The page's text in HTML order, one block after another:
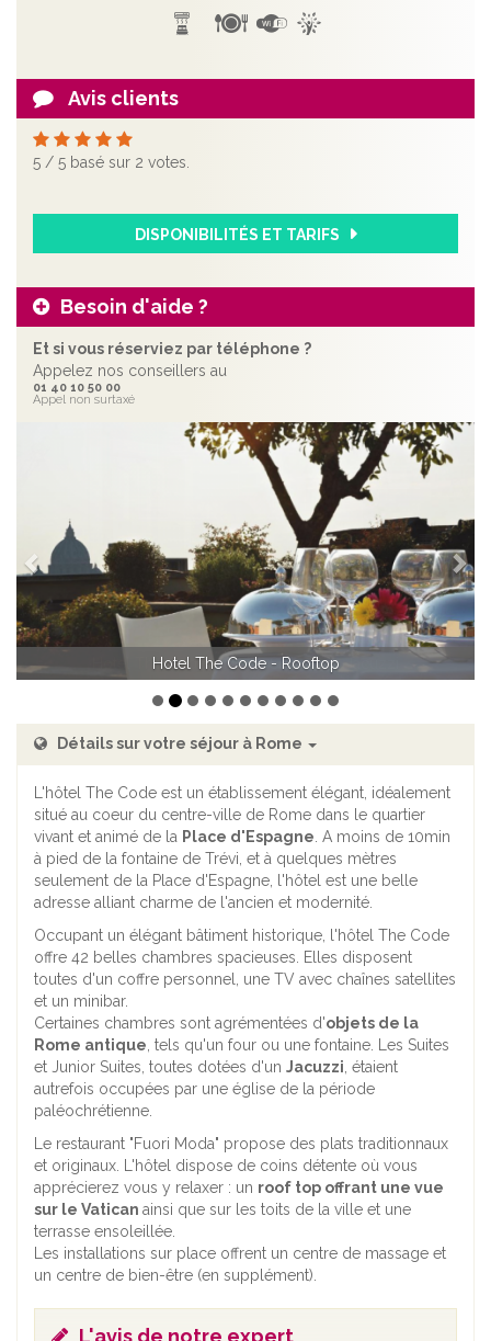
Avis clients
5 / 5 basé sur 2 votes.
DISPONIBILITÉS ET TARIFS
Besoin d'aide ?
Et si vous réserviez par téléphone ?
Appelez nos conseillers au
01 40 10 50 00
Appel non surtaxé
Hotel The Code - Junior Suite avec Jacuzzi
Précédent
Détails sur votre séjour à Rome
L'hôtel The Code est un établissement élégant, idéalement
situé au coeur du centre-ville de Rome dans le quartier
vivant et animé de la Place d'Espagne. A moins de 10min
à pied de la fontaine de Trévi, et à quelques mètres
seulement de la Place d'Espagne, l'hôtel est une belle
adresse alliant charme de l'ancien et modernité.
Occupant un élégant bâtiment historique, l'hôtel The Code
offre 42 belles chambres spacieuses. Elles disposent
toutes d'un coffre personnel, une TV avec chaînes satellites
et un minibar.
Certaines chambres sont agrémentées d'objets de la
Rome antique, tels qu'un four ou une fontaine. Les Suites
et Junior Suites, toutes dotées d'un Jacuzzi, étaient
autrefois occupées par une église de la période
paléochrétienne.
Le restaurant "Fuori Moda" propose des plats traditionnaux
et originaux. L'hôtel dispose de coins détente où vous
apprécierez vous y relaxer : un roof top offrant une vue
sur le Vatican ainsi que sur les toits de la ville et une
terrasse ensoleillée.
Les installations sur place offrent un centre de massage et
un centre de bien-être (en supplément).